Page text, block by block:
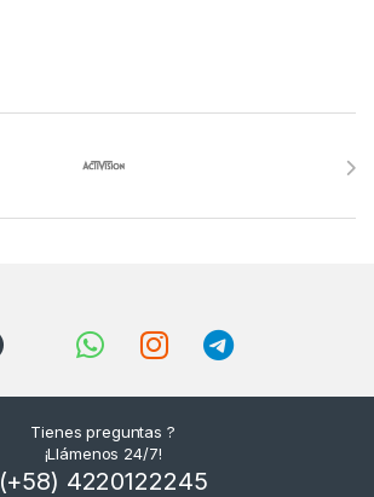
Tienes preguntas ?
¡Llámenos 24/7!
(+58) 4220122245